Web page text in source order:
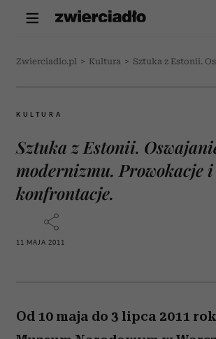
Zwierciadlo.pl > Kultura > Sztuka z Estonii.
KULTURA
Sztuka z Estonii.
modernizmu. Prowokacje i
konfrontacje.
11 MAJA 2011
Od 10 maja do 3 lipca 2011